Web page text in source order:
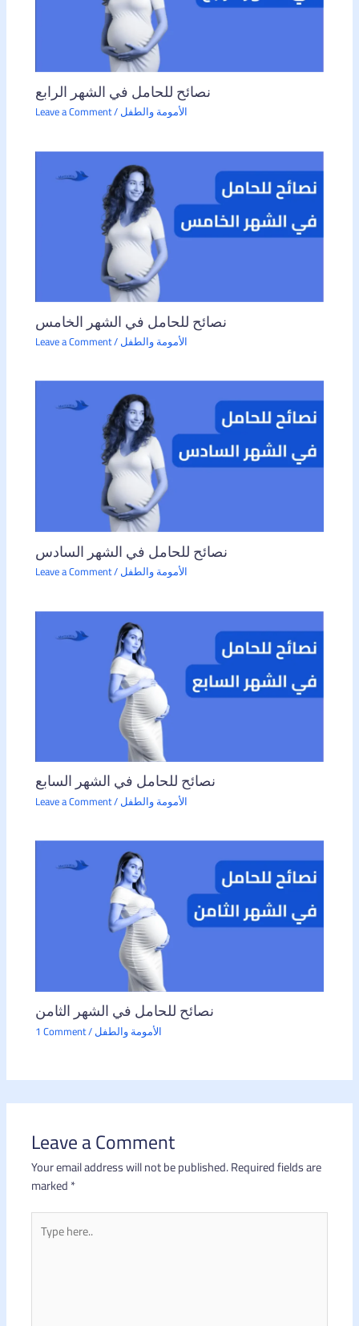
نصائح للحامل في الشهر الرابع
Leave a Comment/الأمومة والطفل
نصائح للحامل في الشهر الخامس
Leave a Comment/الأمومة والطفل
نصائح للحامل في الشهر السادس
Leave a Comment/الأمومة والطفل
نصائح للحامل في الشهر السابع
Leave a Comment/الأمومة والطفل
نصائح للحامل في الشهر الثامن
1 Comment/الأمومة والطفل
Leave a Comment
Your email address will not be published.Required fields are
marked*
Type
here..